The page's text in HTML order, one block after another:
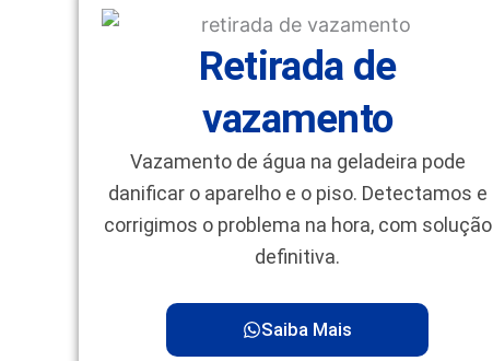
Retirada de
vazamento
Vazamento de água na geladeira pode
danificar o aparelho e o piso. Detectamos e
corrigimos o problema na hora, com solução
definitiva.
Saiba Mais